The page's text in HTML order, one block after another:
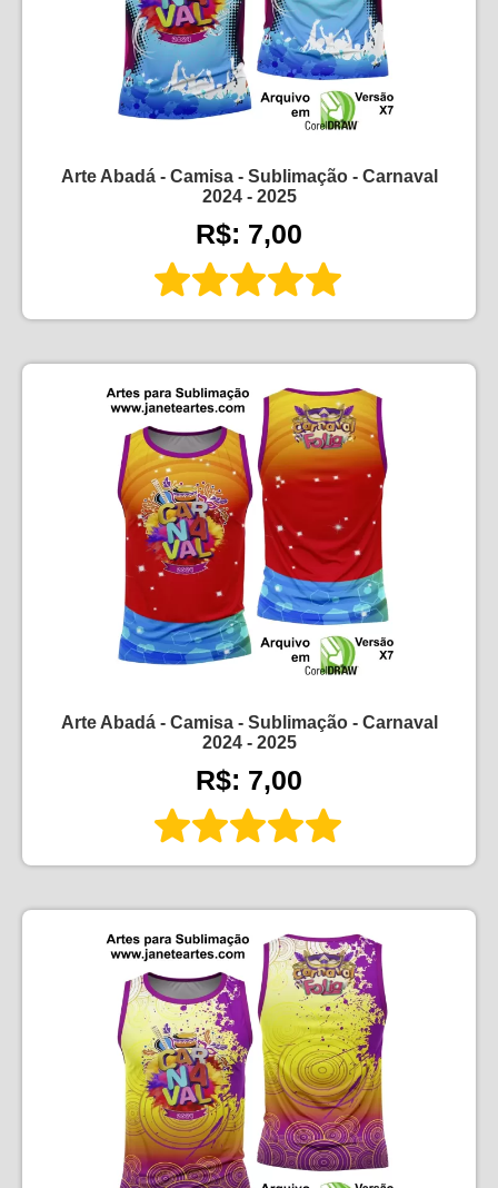
Arte Abadá - Camisa - Sublimação - Carnaval
2024 - 2025
R$: 7,00
Arte Abadá - Camisa - Sublimação - Carnaval
2024 - 2025
R$: 7,00